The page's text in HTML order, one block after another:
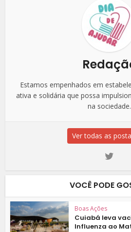
Estamos empenhados em
ativa e solidária que possa
na sociedade.
Ver todas as
VOCÊ PODE
Boas Ações
Cuiabá leva
Influenza ao